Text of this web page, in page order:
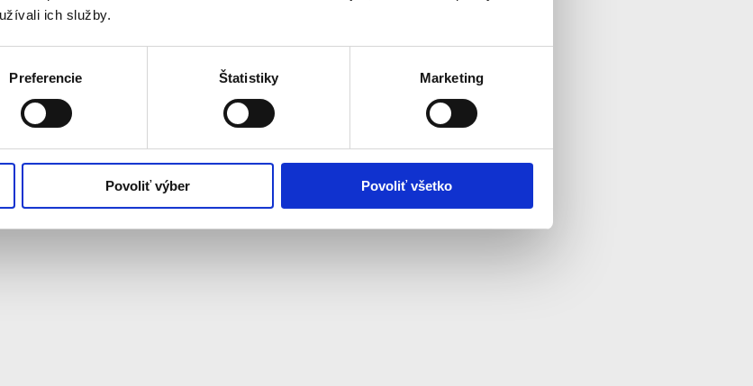
ich služby.
Preferencie Štatistiky Marketing
Povoliť výber Povoliť všetko